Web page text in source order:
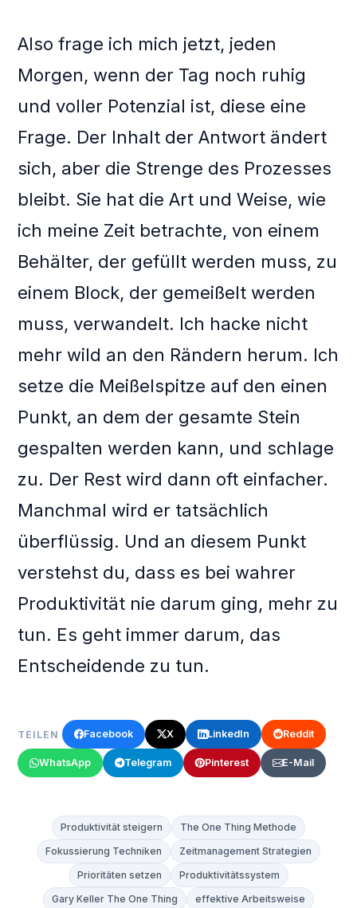
Also frage ich mich jetzt, jeden
Morgen, wenn der Tag noch ruhig
und voller Potenzial ist, diese eine
Frage. Der Inhalt der Antwort ändert
sich, aber die Strenge des Prozesses
bleibt. Sie hat die Art und Weise, wie
ich meine Zeit betrachte, von einem
Behälter, der gefüllt werden muss, zu
einem Block, der gemeißelt werden
muss, verwandelt. Ich hacke nicht
mehr wild an den Rändern herum. Ich
setze die Meißelspitze auf den einen
Punkt, an dem der gesamte Stein
gespalten werden kann, und schlage
zu. Der Rest wird dann oft einfacher.
Manchmal wird er tatsächlich
überflüssig. Und an diesem Punkt
verstehst du, dass es bei wahrer
Produktivität nie darum ging, mehr zu
tun. Es geht immer darum, das
Entscheidende zu tun.
TEILEN Facebook X LinkedIn Reddit
WhatsApp Telegram Pinterest E-Mail
Produktivität steigern
The One Thing Methode
Fokussierung Techniken
Zeitmanagement Strategien
Prioritäten setzen
Produktivitätssystem
Gary Keller The One Thing
effektive Arbeitsweise